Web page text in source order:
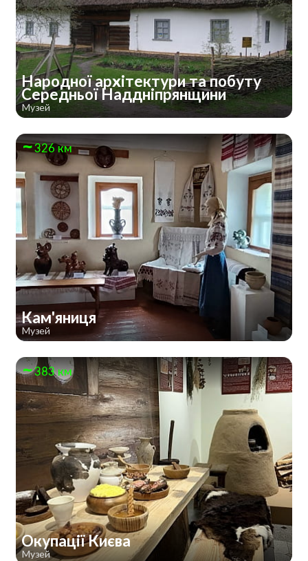
Народної архітектури та побуту
Середньої Наддніпрянщини
Музей
326 км
Кам'яниця
Музей
383 км
Окупації Києва
Музей